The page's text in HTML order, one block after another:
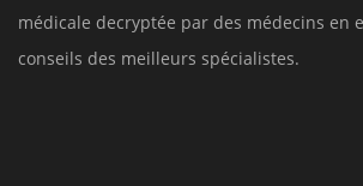
médicale decryptée par des médecins en
conseils des meilleurs spécialistes.